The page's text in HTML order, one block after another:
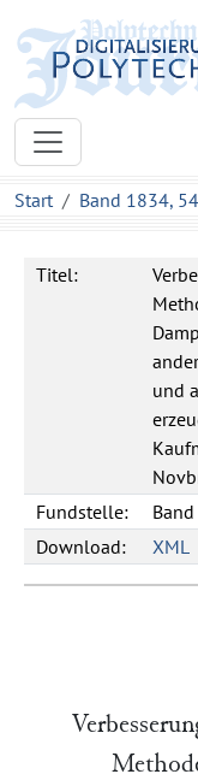
Start Band 1834, 54
Titel:
und
Fundstelle:
Download:
XML